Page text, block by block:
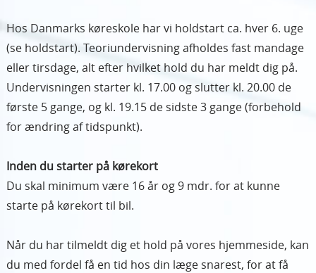
Hos Danmarks køreskole har vi holdstart ca. hver 6. uge
(se holdstart). Teoriundervisning afholdes fast mandage
eller tirsdage, alt efter hvilket hold du har meldt dig på.
Undervisningen starter kl. 17.00 og slutter kl. 20.00 de
første 5 gange, og kl. 19.15 de sidste 3 gange (forbehold
for ændring af tidspunkt).
Inden du starter på kørekort
Du skal minimum være 16 år og 9 mdr. for at kunne
starte på kørekort til bil.
Når du har tilmeldt dig et hold på vores hjemmeside, kan
du med fordel få en tid hos din læge snarest, for at få